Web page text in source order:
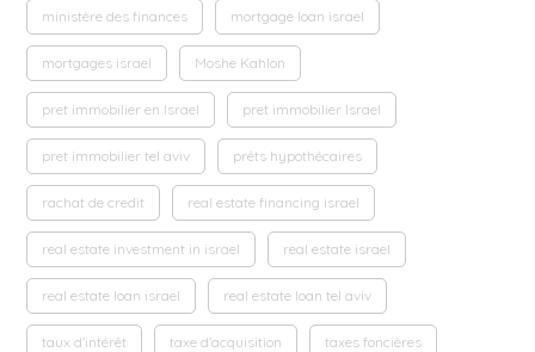
ministère des finances mortgage loan israel
mortgages israel Moshe Kahlon
pret immobilier en Israel pret immobilier Israel
pret immobilier tel aviv prêts hypothécaires
rachat de credit real estate financing israel
real estate investment in israel real estate israel
real estate loan israel real estate loan tel aviv
taux d'intérêt taxe d'acquisition taxes foncières